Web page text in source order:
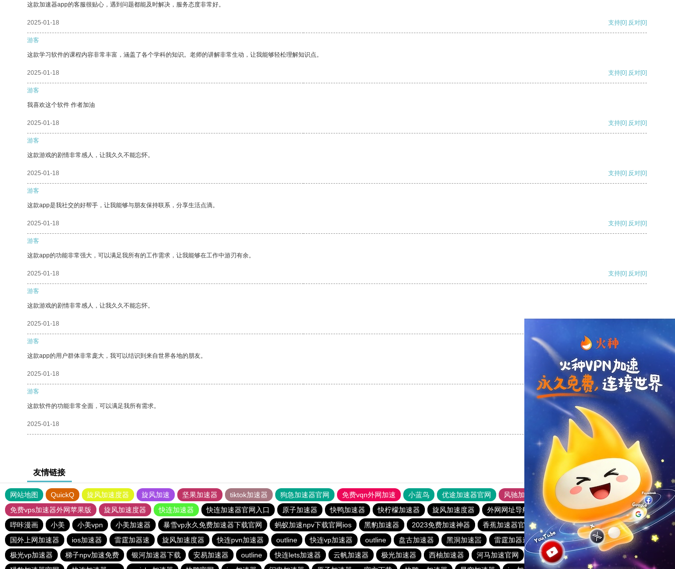
这款加速器app的客服很贴心，遇到问题都能及时解决，服务态度非常好。
2025-01-18 支持[0] 反对[0]
游客
这款学习软件的课程内容非常丰富，涵盖了各个学科的知识。老师的讲解非常生动，让我能够轻松理解知识点。
2025-01-18 支持[0] 反对[0]
游客
我喜欢这个软件 作者加油
2025-01-18 支持[0] 反对[0]
游客
这款游戏的剧情非常感人，让我久久不能忘怀。
2025-01-18 支持[0] 反对[0]
游客
这款app是我社交的好帮手，让我能够与朋友保持联系，分享生活点滴。
2025-01-18 支持[0] 反对[0]
游客
这款app的功能非常强大，可以满足我所有的工作需求，让我能够在工作中游刃有余。
2025-01-18 支持[0] 反对[0]
游客
这款游戏的剧情非常感人，让我久久不能忘怀。
2025-01-18
游客
这款app的用户群体非常庞大，我可以结识到来自世界各地的朋友。
2025-01-18 支持 [0] 反对 [0]
游客
这款软件的功能非常全面，可以满足我所有需求。
2025-01-18 支持
友情链接
网站地图 QuickQ 旋风加速度器 旋风加速 坚果加速器 tiktok加速器 狗急加速器官网 免费vqn外网加速 小蓝鸟 优途加速器官网 风驰加速器
旋风加速器
免费vps加速器外网苹果版
旋风加速度器 快连加速器 快连加速器官网入口 原子加速器 快鸭加速器 快柠檬加速器 旋风加速度器 外网网址导航 软件中心 雷霆加速
狂飙加速器
哔咔漫画
小美 小美vpn 小美加速器 暴雪vp永久免费加速器下载官网 蚂蚁加速npv下载官网ios 黑豹加速器 2023免费加速神器 香蕉加速器官网正版 纸飞机加速器
一元机场
国外上网加速器
ios加速器 雷霆加器速 旋风加速度器 快连pvn加速器 outline 快连vp加速器 outline 盘古加速器 黑洞加速噐 雷霆加器速 快联加速器
雷霆加器速
极光vp加速器
梯子npv加速免费 银河加速器下载 安易加速器 outline 快连lets加速器 云帆加速器 极光加速器 西柚加速器 河马加速官网 原子加速器
海鸥加速度